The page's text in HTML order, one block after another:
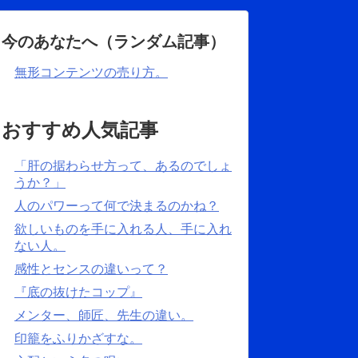
今のあなたへ（ランダム記事）
無形コンテンツの売り方。
おすすめ人気記事
「肝の据わらせ方って、あるのでしょ
うか？」
人のパワーって何で決まるのかね？
欲しいものを手に入れる人、手に入れ
ない人。
感性とセンスの違いって？
『底の抜けたコップ』
メンター、師匠、先生の違い。
印籠をふりかざすな。